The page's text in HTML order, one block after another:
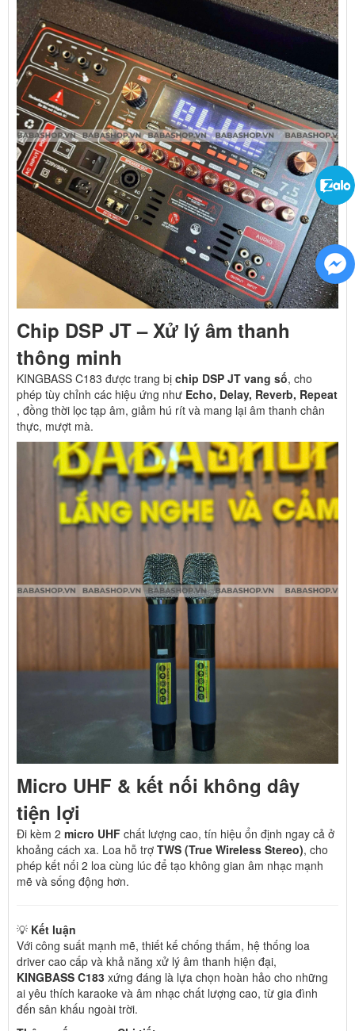
Chip DSP JT – Xử lý âm thanh
thông minh
KINGBASS C183 được trang bị chip DSP JT vang số, cho
phép tùy chỉnh các hiệu ứng như Echo, Delay, Reverb, Repeat
, đồng thời lọc tạp âm, giảm hú rít và mang lại âm thanh chân
thực, mượt mà.
Micro UHF & kết nối không dây
tiện lợi
Đi kèm 2 micro UHF chất lượng cao, tín hiệu ổn định ngay cả ở
khoảng cách xa. Loa hỗ trợ TWS (True Wireless Stereo), cho
phép kết nối 2 loa cùng lúc để tạo không gian âm nhạc mạnh
mẽ và sống động hơn.
💡 Kết luận
Với công suất mạnh mẽ, thiết kế chống thấm, hệ thống loa
driver cao cấp và khả năng xử lý âm thanh hiện đại,
KINGBASS C183 xứng đáng là lựa chọn hoàn hảo cho những
ai yêu thích karaoke và âm nhạc chất lượng cao, từ gia đình
đến sân khấu ngoài trời.